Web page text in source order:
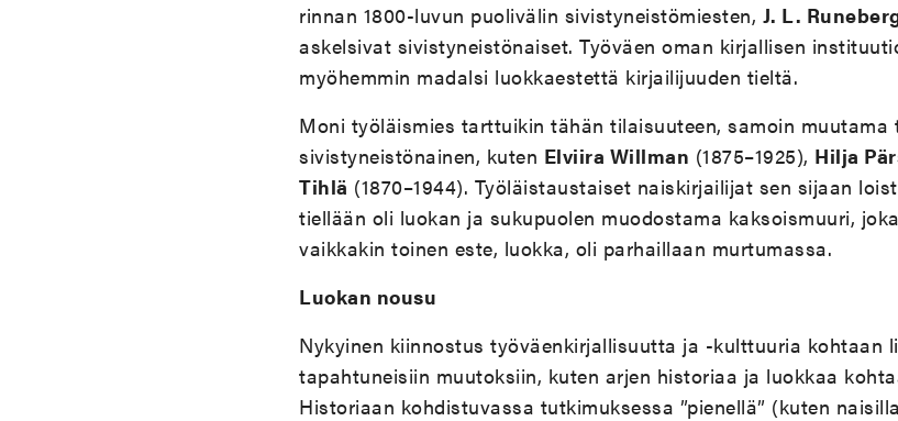
rinnan 1800-luvun puolivälin sivistyneistömiesten, J. L.
askelsivat sivistyneistönaiset. Työväen oman kirjallisen
myöhemmin madalsi luokkaestettä kirjailijuuden tieltä.
Moni työläismies tarttuikin tähän tilaisuuteen, samoin muutama
sivistyneistönainen, kuten Elviira Willman (1875–1925), Hilja
Tihlä (1870–1944). Työläistaustaiset naiskirjailijat sen sijaan
tiellään oli luokan ja sukupuolen muodostama kaksoismuuri,
vaikkakin toinen este, luokka, oli parhaillaan murtumassa.
Luokan nousu
Nykyinen kiinnostus työväenkirjallisuutta ja -kulttuuria kohtaan
tapahtuneisiin muutoksiin, kuten arjen historiaa ja luokkaa
Historiaan kohdistuvassa tutkimuksessa ”pienellä” (kuten